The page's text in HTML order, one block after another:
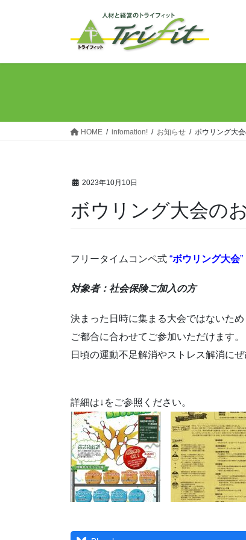
ツ
ッ
シ
移
HOME infomation! お知らせ ボウリング大
2023年10月10日
ボウリング大会の
フリータイムコンペ式 “ボウリング大会”
対象者：社会保険ご加入の方
決まった日時に集まる大会ではないため
ご都合に合わせてご参加いただけます。
日頃の運動不足解消やストレス解消にぜ
詳細は↓をご参照ください。